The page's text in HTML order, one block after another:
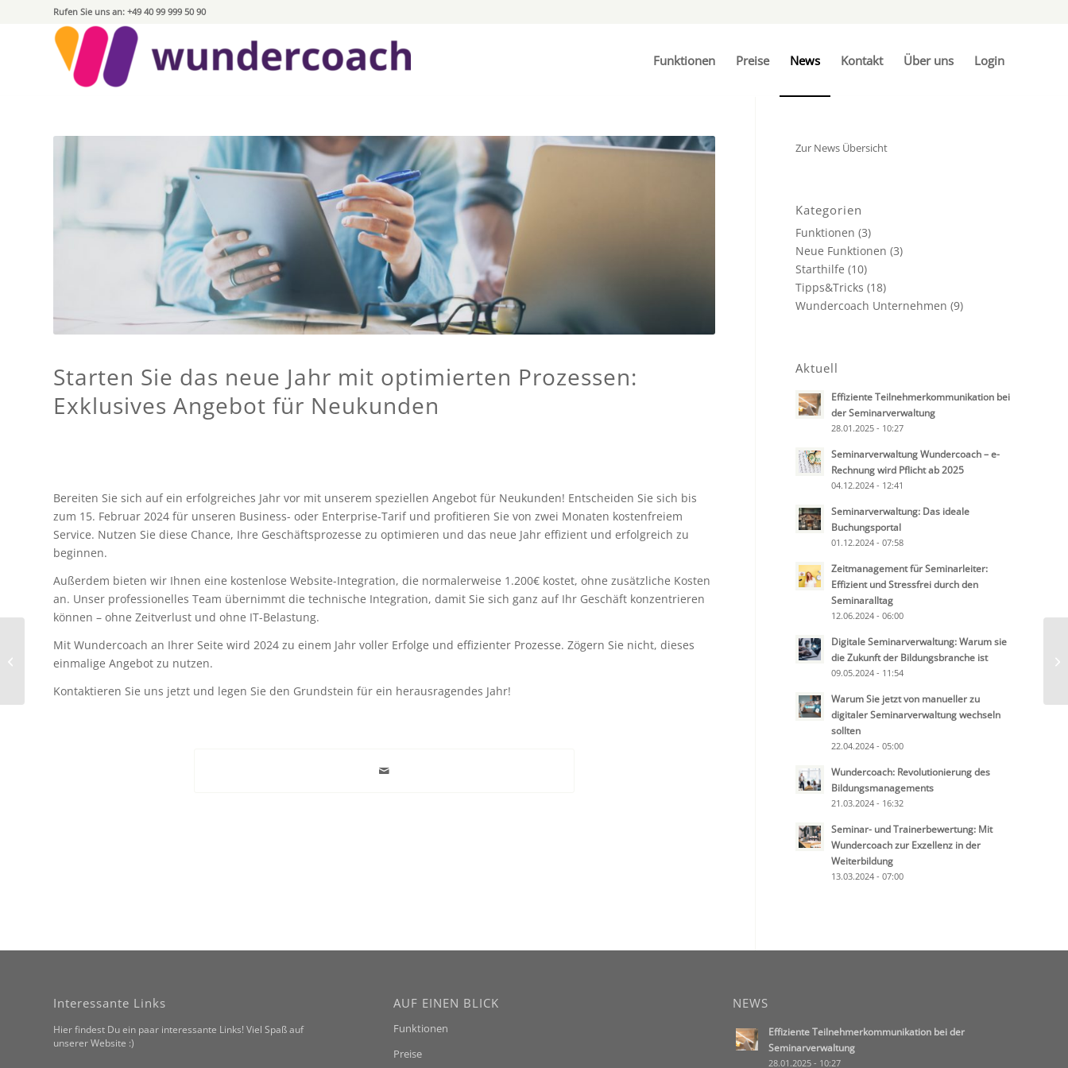
Rufen Sie uns an: +49 40 99 999 50 90
Funktionen Preise News Kontakt Über uns Login
Starten Sie das neue Jahr mit optimierten Prozessen:
Exklusives Angebot für Neukunden
Bereiten Sie sich auf ein erfolgreiches Jahr vor mit unserem speziellen Angebot für Neukunden! Entscheiden Sie sich bis
zum 15. Februar 2024 für unseren Business- oder Enterprise-Tarif und profitieren Sie von zwei Monaten kostenfreiem
Service. Nutzen Sie diese Chance, Ihre Geschäftsprozesse zu optimieren und das neue Jahr effizient und erfolgreich zu
beginnen.
Außerdem bieten wir Ihnen eine kostenlose Website-Integration, die normalerweise 1.200€ kostet, ohne zusätzliche Kosten
an. Unser professionelles Team übernimmt die technische Integration, damit Sie sich ganz auf Ihr Geschäft konzentrieren
können – ohne Zeitverlust und ohne IT-Belastung.
Mit Wundercoach an Ihrer Seite wird 2024 zu einem Jahr voller Erfolge und effizienter Prozesse. Zögern Sie nicht, dieses
einmalige Angebot zu nutzen.
Kontaktieren Sie uns jetzt und legen Sie den Grundstein für ein herausragendes Jahr!
Zur News Übersicht
Kategorien
Funktionen (3)
Neue Funktionen (3)
Starthilfe (10)
Tipps&Tricks (18)
Wundercoach Unternehmen (9)
Aktuell
Effiziente Teilnehmerkommunikation bei
der Seminarverwaltung
28.01.2025 - 10:27
Seminarverwaltung Wundercoach – e-
Rechnung wird Pflicht ab 2025
04.12.2024 - 12:41
Seminarverwaltung: Das ideale
Buchungsportal
01.12.2024 - 07:58
Zeitmanagement für Seminarleiter:
Effizient und Stressfrei durch den
Seminaralltag
12.06.2024 - 06:00
Digitale Seminarverwaltung: Warum sie
die Zukunft der Bildungsbranche ist
09.05.2024 - 11:54
Warum Sie jetzt von manueller zu
digitaler Seminarverwaltung wechseln
sollten
22.04.2024 - 05:00
Wundercoach: Revolutionierung des
Bildungsmanagements
21.03.2024 - 16:32
Seminar- und Trainerbewertung: Mit
Wundercoach zur Exzellenz in der
Weiterbildung
13.03.2024 - 07:00
Interessante Links
Hier findest Du ein paar interessante Links! Viel Spaß auf
unserer Website :)
AUF EINEN BLICK
Funktionen
Preise
NEWS
Effiziente Teilnehmerkommunikation bei der
Seminarverwaltung
28.01.2025 - 10:27
Mobile vs. Desktop-
Seminarverwaltung